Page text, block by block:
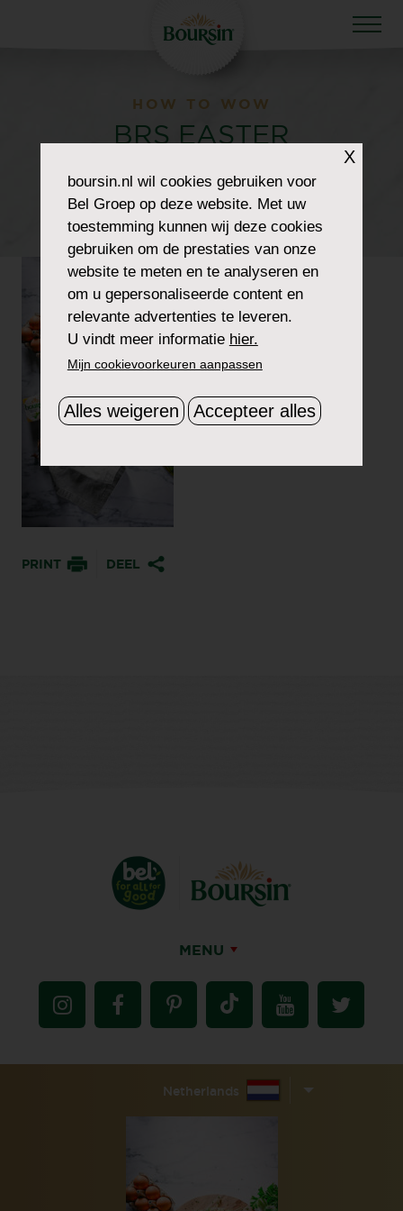
HOW TO WOW
BRS EASTER
PLAATTAART META
9-16 THUMBNAIL
PRINT DEEL
MENU
Netherlands
X
boursin.nl wil cookies gebruiken voor
Bel Groep op deze website. Met uw
toestemming kunnen wij deze cookies
gebruiken om de prestaties van onze
website te meten en te analyseren en
om u gepersonaliseerde content en
relevante advertenties te leveren.
U vindt meer informatie hier.
Mijn cookievoorkeuren aanpassen
Alles weigeren Accepteer alles